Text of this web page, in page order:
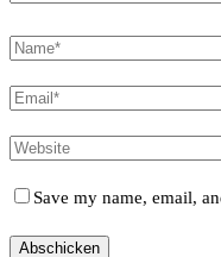
Save my name, email,